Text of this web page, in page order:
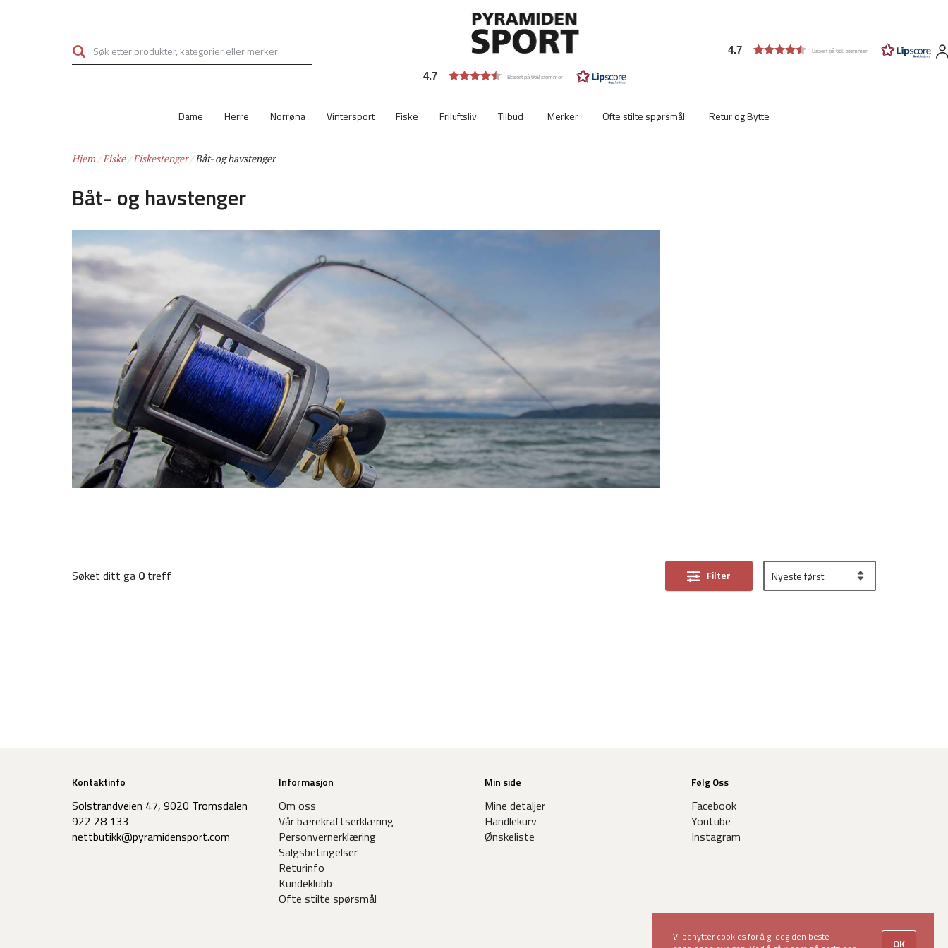
4.7 Basert på 668 stemmer
4.7 Basert på 668 stemmer
Dame Herre Norrøna Vintersport Fiske Friluftsliv Tilbud Viktigste
Merker Ofte stilte spørsmål Retur og Bytte
Hjem Fiske Fiskestenger Båt- og havstenger
Båt- og havstenger
Søket ditt ga 0 treff Filter
Kontaktinfo
Solstrandveien 47, 9020 Tromsdalen
922 28 133
nettbutikk@pyramidensport.com
Informasjon
Om oss
Vår bærekraftserklæring
Personvernerklæring
Salgsbetingelser
Returinfo
Kundeklubb
Ofte stilte spørsmål
Min side
Mine detaljer
Handlekurv
Ønskeliste
Følg Oss
Facebook
Youtube
Instagram
Vi benytter cookies for å gi deg den beste
OK